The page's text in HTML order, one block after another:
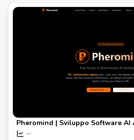
Pheromind | Sviluppo Software AI
--